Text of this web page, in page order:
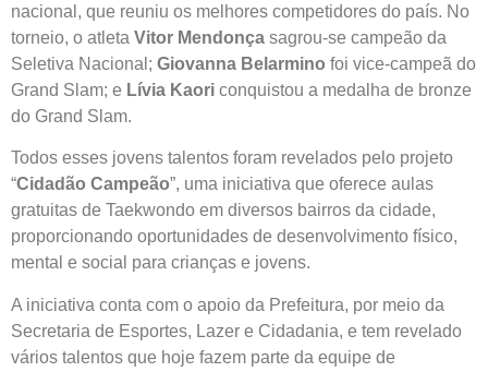
nacional, que reuniu os melhores competidores do país. No
torneio, o atleta Vitor Mendonça sagrou-se campeão da
Seletiva Nacional; Giovanna Belarmino foi vice-campeã do
Grand Slam; e Lívia Kaori conquistou a medalha de bronze
do Grand Slam.
Todos esses jovens talentos foram revelados pelo projeto
“Cidadão Campeão”, uma iniciativa que oferece aulas
gratuitas de Taekwondo em diversos bairros da cidade,
proporcionando oportunidades de desenvolvimento físico,
mental e social para crianças e jovens.
A iniciativa conta com o apoio da Prefeitura, por meio da
Secretaria de Esportes, Lazer e Cidadania, e tem revelado
vários talentos que hoje fazem parte da equipe de